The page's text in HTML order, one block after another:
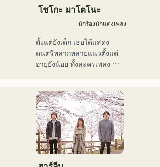
に、自身の表現を発信中。
โชโกะ มาโตโนะ
นักร้องนักแต่งเพลง
ตั้งแต่ยังเด็ก เธอได้แสดง
ดนตรีหลากหลายแนวตั้งแต่
อายุยังน้อย ทั้งละครเพลง
2011
เธอได้ปรากฏตัวในสื่อต่างๆ
มากมาย โดยส่วนใหญ่อยู่ใน
บ้านเกิดของเธอที่ฟุกุโอกะ
และคิวชู และยังมีส่วนร่วมใน
เพลงและภาพยนตร์โฆษณา
ของบริษัทมากมาย